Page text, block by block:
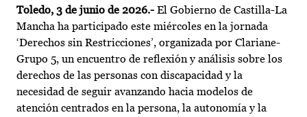
Toledo, 3 de junio de 2026.- El Gobierno de Castilla-La
Mancha ha participado este miércoles en la jornada
‘Derechos sin Restricciones’, organizada por Clariane-
Grupo 5, un encuentro de reflexión y análisis sobre los
derechos de las personas con discapacidad y la
necesidad de seguir avanzando hacia modelos de
atención centrados en la persona, la autonomía y la